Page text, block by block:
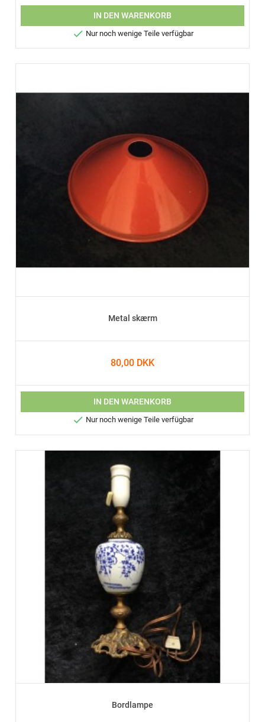
IN DEN WARENKORB
 Nur noch wenige Teile verfügbar
Metal skærm
80,00 DKK
IN DEN WARENKORB
 Nur noch wenige Teile verfügbar
Bordlampe